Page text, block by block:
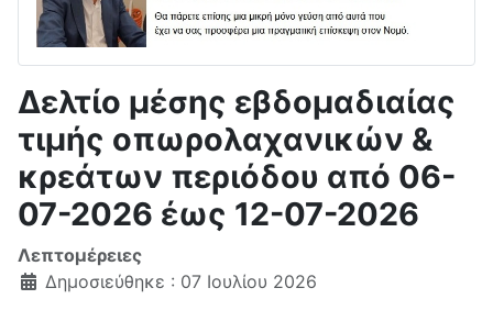
Δελτίο μέσης εβδομαδιαίας
τιμής οπωρολαχανικών &
κρεάτων περιόδου από 06-
07-2026 έως 12-07-2026
Λεπτομέρειες
Δημοσιεύθηκε : 07 Ιουλίου 2026